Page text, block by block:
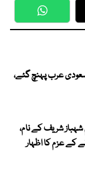
عرب پہنچ گئے،
شریف کے نام،
کے عزم کا اظہار